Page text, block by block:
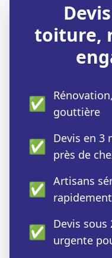
toiture,
✅ gouttière
✅ Devis en 3
près de
✅ Artisans
rapidement
✅ Devis
urgente